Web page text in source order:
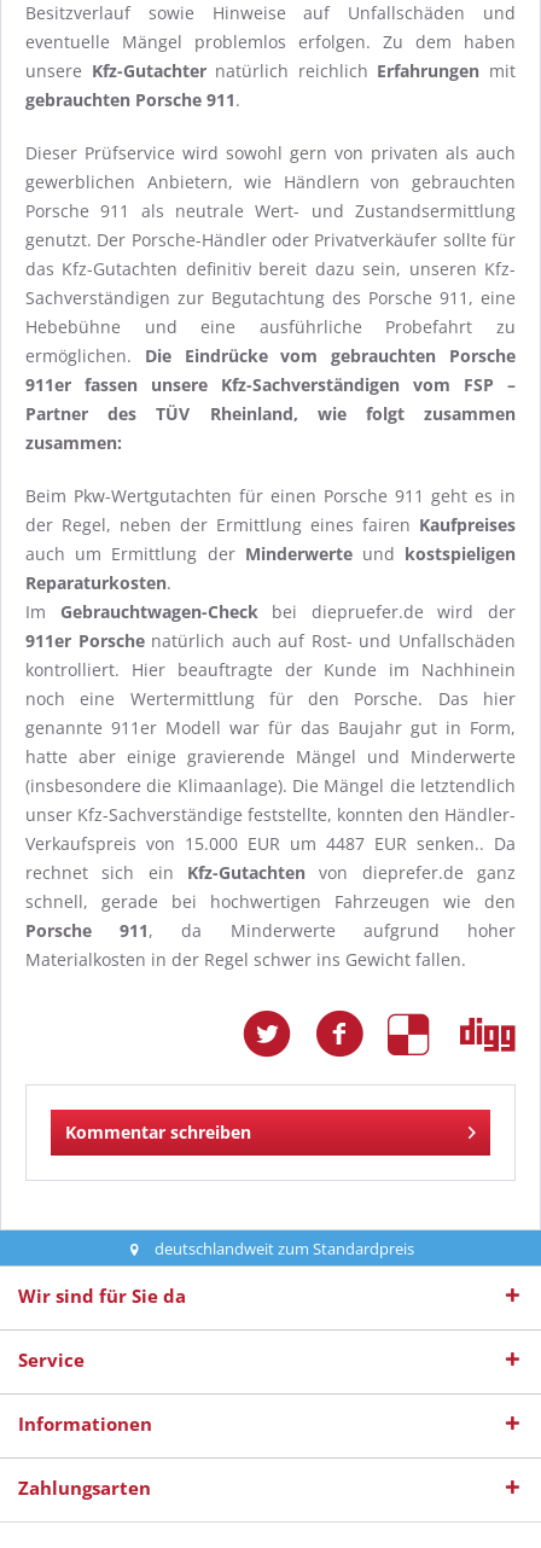
Besitzverlauf sowie Hinweise auf Unfallschäden und
eventuelle Mängel problemlos erfolgen. Zu dem haben
unsere Kfz-Gutachternatürlich reichlich Erfahrungen mit
gebrauchten Porsche 911.
Dieser Prüfservice wird sowohl gern von privaten als auch
gewerblichen Anbietern, wie Händlern von gebrauchten
Porsche 911 als neutrale Wert- und Zustandsermittlung
genutzt. Der Porsche-Händler oder Privatverkäufer sollte für
das Kfz-Gutachten definitiv bereit dazu sein, unseren Kfz-
Sachverständigen zur Begutachtung des Porsche 911, eine
Hebebühne und eine ausführliche Probefahrt zu
ermöglichen. Die Eindrücke vom gebrauchten Porsche
911er fassen unsere Kfz-Sachverständigen vom FSP –
Partner des TÜV Rheinland, wie folgt zusammen
zusammen:
Beim Pkw-Wertgutachten für einen Porsche 911 geht es in
der Regel, neben der Ermittlung eines fairen Kaufpreises
auch um Ermittlung der Minderwerteund kostspieligen
Reparaturkosten.
Im Gebrauchtwagen-Checkbei diepruefer.de wird der
911er Porschenatürlich auch auf Rost- und Unfallschäden
kontrolliert. Hier beauftragte der Kunde im Nachhinein
noch eine Wertermittlung für den Porsche. Das hier
genannte 911er Modell war für das Baujahr gut in Form,
hatte aber einige gravierende Mängel und Minderwerte
(insbesondere die Klimaanlage). Die Mängel die letztendlich
unser Kfz-Sachverständige feststellte, konnten den Händler-
Verkaufspreis von 15.000 EUR um 4487 EUR senken.. Da
rechnet sich ein Kfz-Gutachten von dieprefer.de ganz
schnell, gerade bei hochwertigen Fahrzeugen wie den
Porsche 911, da Minderwerte aufgrund hoher
Materialkosten in der Regel schwer ins Gewicht fallen.
Kommentar schreiben
deutschlandweit zum Standardpreis
Wir sind für Sie da
Service
Informationen
Zahlungsarten